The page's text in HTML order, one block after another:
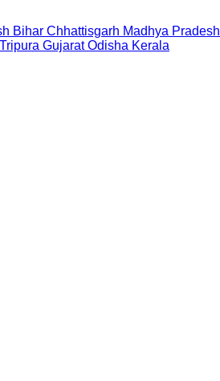
Bihar Chhattisgarh Madhya Pradesh
Tripura Gujarat Odisha Kerala